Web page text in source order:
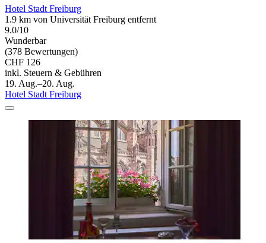
Hotel Stadt Freiburg
1.9 km von Universität Freiburg entfernt
9.0/10
Wunderbar
(378 Bewertungen)
CHF 126
inkl. Steuern & Gebühren
19. Aug.–20. Aug.
Hotel Stadt Freiburg